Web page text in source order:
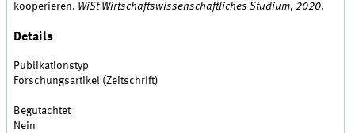
kooperieren. WiSt Wirtschaftswissenschaftliches Studium,2020.
Details
Publikationstyp
Forschungsartikel (Zeitschrift)
Begutachtet
Nein